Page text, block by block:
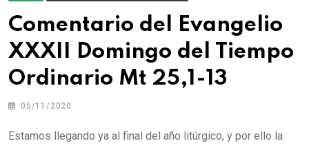
Comentario del Evangelio
XXXII Domingo del Tiempo
Ordinario Mt 25,1-13
05/11/2020
Estamos llegando ya al final del año litúrgico, y por ello la